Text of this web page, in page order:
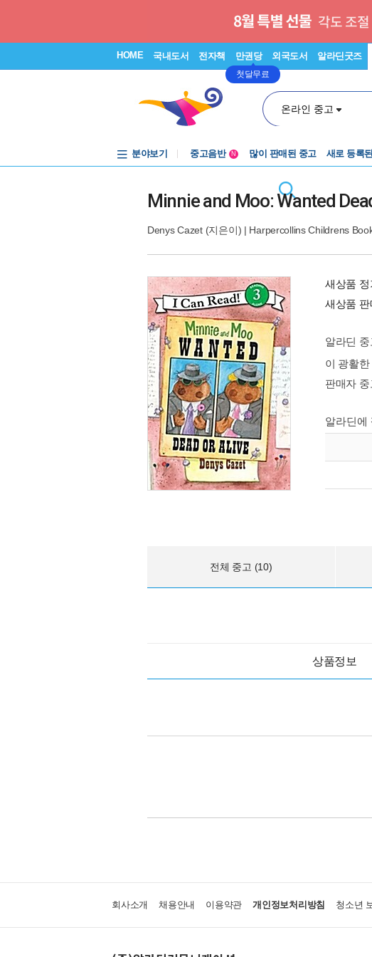
HOME 국내도서 전자책 만권당
첫달무료
외국도서 알라딘굿즈
온라인 중고
분야보기
중고음반
N 많이 판매된 중고 새로 등록
Minnie and Moo: Wanted
Denys Cazet(지은이) | Harpercollins Childrens
새상품 정
새상품 판
알라딘 중
이 광활
판매자 중
알라딘에
전체 중고 (10)
상품정보
회사소개 채용안내 이용약관 개인정보처리방침 청소년